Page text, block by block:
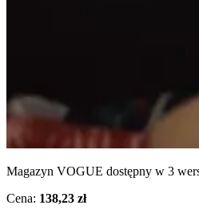
Magazyn VOGUE dostępny w 3
Cena: 138,23 zł